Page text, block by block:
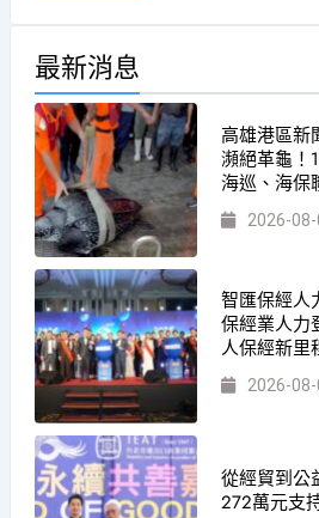
最新消息
高雄港區新
瀕絕革龜！
海巡、海保
2026-08-
智匯保經人
保經業人
人保經新里
2026-08-
從經貿到
272萬元支